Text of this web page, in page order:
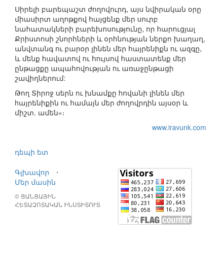
Սիրելի բարեպաշտ ժողովուրդ, այս նվիրական օրը
միասիրտ աղոթքով հայցենք մեր սուրբ
նահատակների բարեխոսությունը, որ հարուցյալ
Քրիստոսի շնորհների և օրհնության ներքո խաղաղ,
անվտանգ ու բարօր լինեն մեր հայրենիքն ու ազգը,
և մենք հավատով ու հույսով հաստատենք մեր
ընթացքը ապահովության ու առաջընթացի
շավիղներում:
Թող Տիրոջ սերն ու խնամքը հովանի լինեն մեր
hայրենիքին ու համայն մեր ժողովրդին այսօր և
միշտ. ամեն»։
www.iravunk.com
դեպի ետ
Գլխավոր
⋅
Մեր մասին
© ՑԱՆՑԱՅԻՆ
ՀԵՏԱԶՈՏԱԿԱՆ ԻՆՍՏԻՏՈՒՏ